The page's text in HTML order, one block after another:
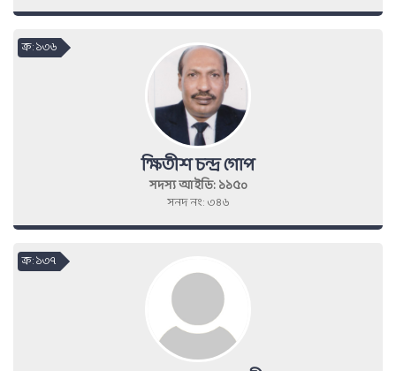
ক্ষিতীশ চন্দ্র গোপ
সদস্য আইডি: ১১৫০
সনদ নং: ৩৪৬
ক্র : ১৩৬
ক্র : ১৩৭